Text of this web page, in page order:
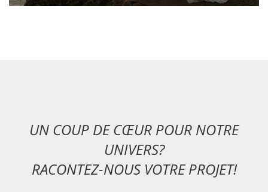
UN COUP DE CŒUR POUR NOTRE
UNIVERS?
RACONTEZ-NOUS VOTRE PROJET!